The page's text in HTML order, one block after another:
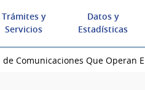
Trámites y
Servicios
Datos y
Estadísticas
Comunicaciones Que Operan